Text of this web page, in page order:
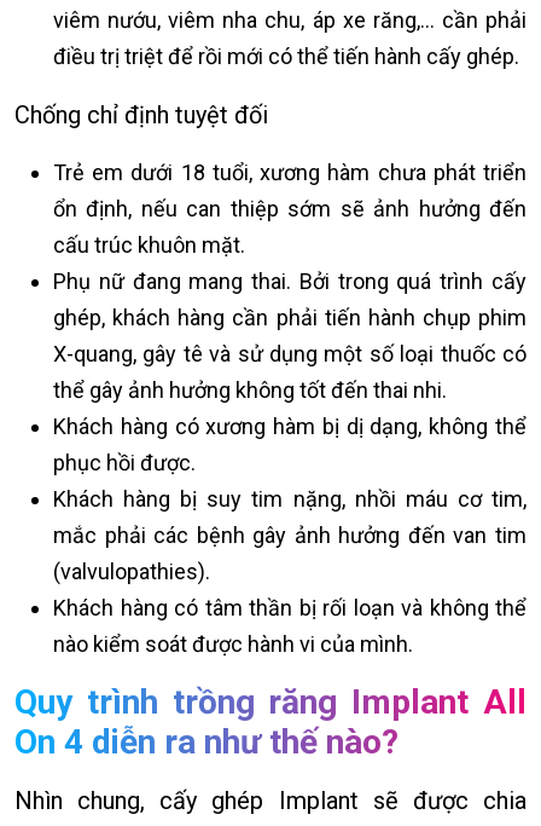
viêm nướu, viêm nha chu, áp xe răng,… cần phải
điều trị triệt để rồi mới có thể tiến hành cấy ghép.
Chống chỉ định tuyệt đối
Trẻ em dưới 18 tuổi, xương hàm chưa phát triển
ổn định, nếu can thiệp sớm sẽ ảnh hưởng đến
cấu trúc khuôn mặt.
Phụ nữ đang mang thai. Bởi trong quá trình cấy
ghép, khách hàng cần phải tiến hành chụp phim
X-quang, gây tê và sử dụng một số loại thuốc có
thể gây ảnh hưởng không tốt đến thai nhi.
Khách hàng có xương hàm bị dị dạng, không thể
phục hồi được.
Khách hàng bị suy tim nặng, nhồi máu cơ tim,
mắc phải các bệnh gây ảnh hưởng đến van tim
(valvulopathies).
Khách hàng có tâm thần bị rối loạn và không thể
nào kiểm soát được hành vi của mình.
Quy trình trồng răng Implant All
On 4 diễn ra như thế nào?
Nhìn chung, cấy ghép Implant sẽ được chia